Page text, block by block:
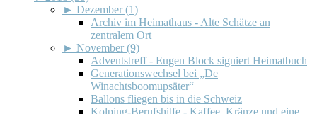
► Dezember (1)
Archiv im Heimathaus - Alte Schätze an
zentralem Ort
► November (9)
Adventstreff - Eugen Block signiert Heimatbuch
Generationswechsel bei „De
Winachtsboomupsäter“
Ballons fliegen bis in die Schweiz